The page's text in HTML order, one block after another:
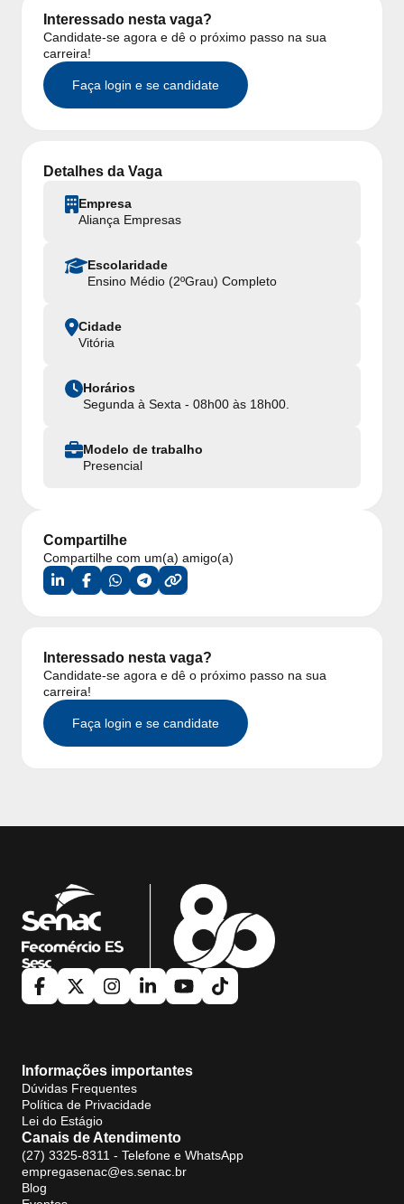
Interessado nesta vaga?
Candidate-se agora e dê o próximo passo na sua
carreira!
Faça login e se candidate
Detalhes da Vaga
Empresa
Aliança Empresas
Escolaridade
Ensino Médio (2ºGrau) Completo
Cidade
Vitória
Horários
Segunda à Sexta - 08h00 às 18h00.
Modelo de trabalho
Presencial
Compartilhe
Compartilhe com um(a) amigo(a)
Interessado nesta vaga?
Candidate-se agora e dê o próximo passo na sua
carreira!
Faça login e se candidate
Informações importantes
Dúvidas Frequentes
Política de Privacidade
Lei do Estágio
Canais de Atendimento
(27) 3325-8311 - Telefone e WhatsApp
empregasenac@es.senac.br
Blog